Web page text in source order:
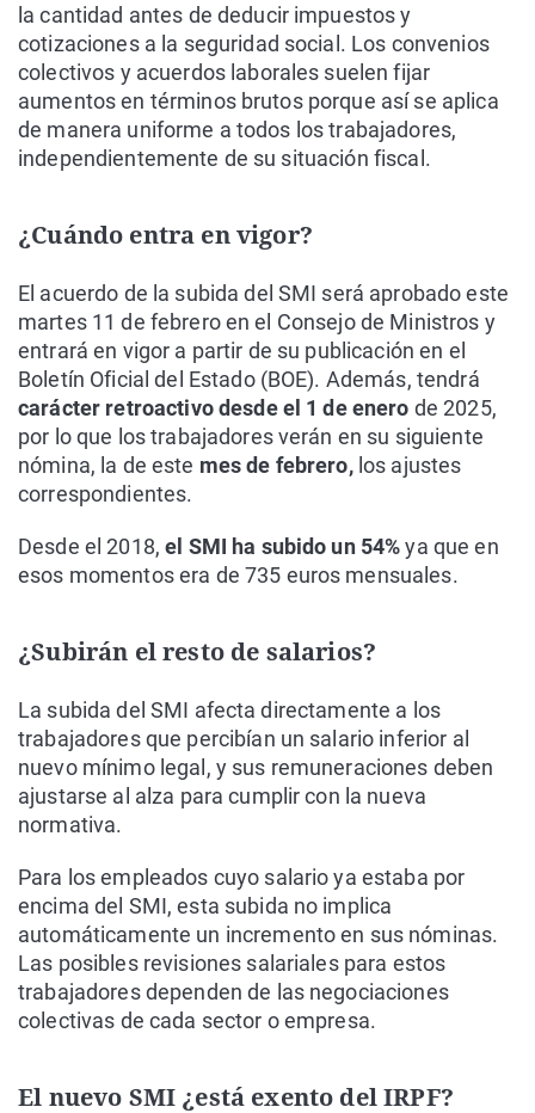
la cantidad antes de deducir impuestos y
cotizaciones a la seguridad social. Los convenios
colectivos y acuerdos laborales suelen fijar
aumentos en términos brutos porque así se aplica
de manera uniforme a todos los trabajadores,
independientemente de su situación fiscal.
¿Cuándo entra en vigor?
El acuerdo de la subida del SMI será aprobado este
martes 11 de febrero en el Consejo de Ministros y
entrará en vigor a partir de su publicación en el
Boletín Oficial del Estado (BOE). Además, tendrá
carácter retroactivo desde el 1 de enero de 2025,
por lo que los trabajadores verán en su siguiente
nómina, la de este mes de febrero, los ajustes
correspondientes.
Desde el 2018,el SMI ha subido un 54%ya que en
esos momentos era de 735 euros mensuales.
¿Subirán el resto de salarios?
La subida del SMI afecta directamente a los
trabajadores que percibían un salario inferior al
nuevo mínimo legal, y sus remuneraciones deben
ajustarse al alza para cumplir con la nueva
normativa.
Para los empleados cuyo salario ya estaba por
encima del SMI, esta subida no implica
automáticamente un incremento en sus nóminas.
Las posibles revisiones salariales para estos
trabajadores dependen de las negociaciones
colectivas de cada sector o empresa.
El nuevo SMI ¿está exento del IRPF?